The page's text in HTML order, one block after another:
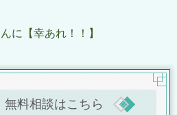
に【幸あれ！！】
無料相談はこちら